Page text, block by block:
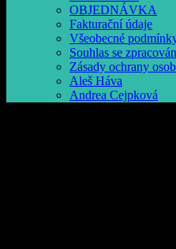
OBJEDNÁVKA
Fakturační údaje
Všeobecné
Souhlas se
Zásady ochrany
Aleš Háva
Andrea Cejpková